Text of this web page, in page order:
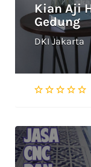
Kian Aji
Gedung
DKI Jakarta